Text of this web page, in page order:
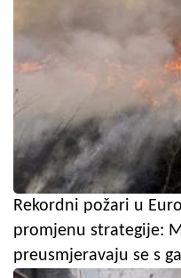
Rekordni požari u
promjenu strategije:
preusmjeravaju se s